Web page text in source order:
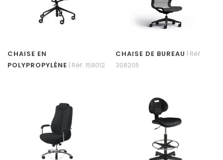
CHAISE EN
POLYPROPYLÈNE | Réf. 158012
CHAISE DE BUREAU | Réf.
308205